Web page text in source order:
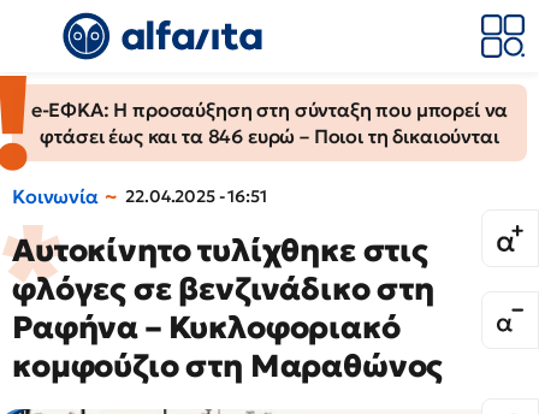
e-ΕΦΚΑ: Η προσαύξηση στη σύνταξη που μπορεί να
φτάσει έως και τα 846 ευρώ – Ποιοι τη δικαιούνται
Κοινωνία 22.04.2025 - 16:51
Αυτοκίνητο τυλίχθηκε στις
φλόγες σε βενζινάδικο στη
Ραφήνα – Κυκλοφοριακό
κομφούζιο στη Μαραθώνος